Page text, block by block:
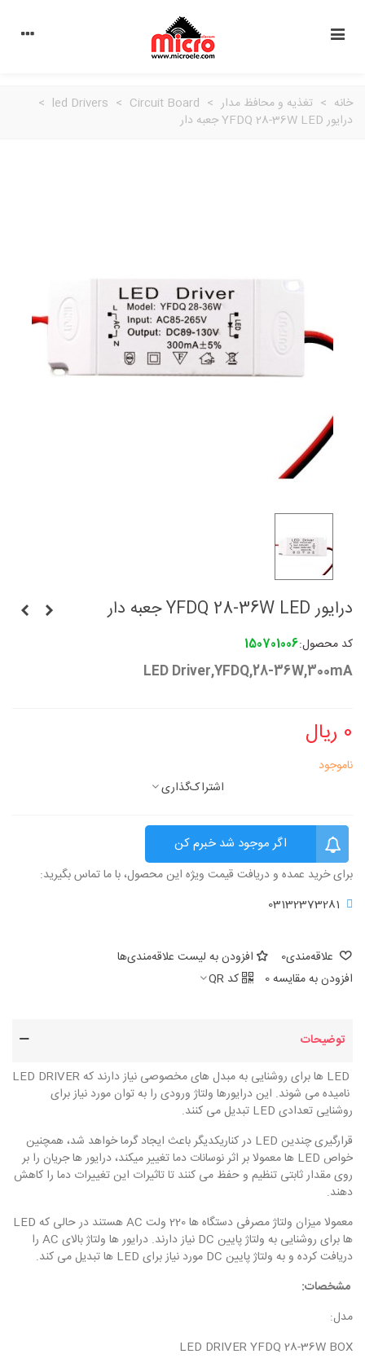
خانه > تغذیه و محافظ مدار >
led Drivers > Circuit Board
>
درایور YFDQ 28-36W LED جعبه دار
درایور YFDQ 28-36W LED جعبه دار
کد محصول:150701006
LED Driver,YFDQ,28-36W,300mA
0 ریال
ناموجود
اشتراک‌گذاری
اگر موجود شد خبرم کن
برای خرید عمده و دریافت قیمت ویژه این محصول، با ما تماس بگیرید:
03132373281
علاقه‌مندی0
افزودن به لیست علاقه‌مندی‌ها
افزودن به مقایسه0 کد QR
توضیحات
LED ها برای روشنایی به مبدل های مخصوصی نیاز دارند که LED DRIVER
نامیده می شوند. این درایورها ولتاژ ورودی را به توان مورد نیاز برای
روشنایی تعدادی LED تبدیل می کنند.
قرارگیری چندین LED در کناریکدیگر باعث ایجاد گرما خواهد شد، همچنین
خواص LED ها معمولا بر اثر نوسانات دما تغییر میکند، درایور ها جریان را بر
روی مقدار ثابتی تنظیم و حفظ می کنند تا تاثیرات این تغییرات دما را کاهش
دهند.
معمولا میزان ولتاژ مصرفی دستگاه ها 220 ولت AC هستند در حالی که LED
ها برای روشنایی به ولتاژ پایین DC نیاز دارند. درایور ها ولتاژ بالای AC را
دریافت کرده و به ولتاژ پایین DC مورد نیاز برای LED ها تبدیل می کند. ­­
مشخصات:
مدل:
LED DRIVER YFDQ 28-36W BOX